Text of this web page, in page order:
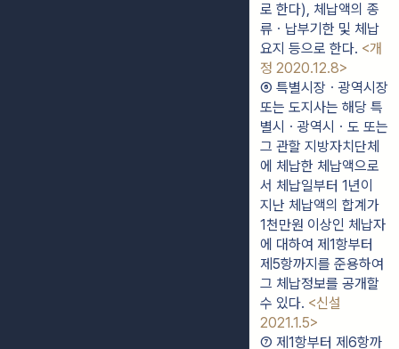
로 한다), 체납액의 종
류ㆍ납부기한 및 체납
요지 등으로 한다. <개
정 2020.12.8>
⑥ 특별시장ㆍ광역시장
또는 도지사는 해당 특
별시ㆍ광역시ㆍ도 또는
그 관할 지방자치단체
에 체납한 체납액으로
서 체납일부터 1년이
지난 체납액의 합계가
1천만원 이상인 체납자
에 대하여 제1항부터
제5항까지를 준용하여
그 체납정보를 공개할
수 있다. <신설
2021.1.5>
⑦ 제1항부터 제6항까